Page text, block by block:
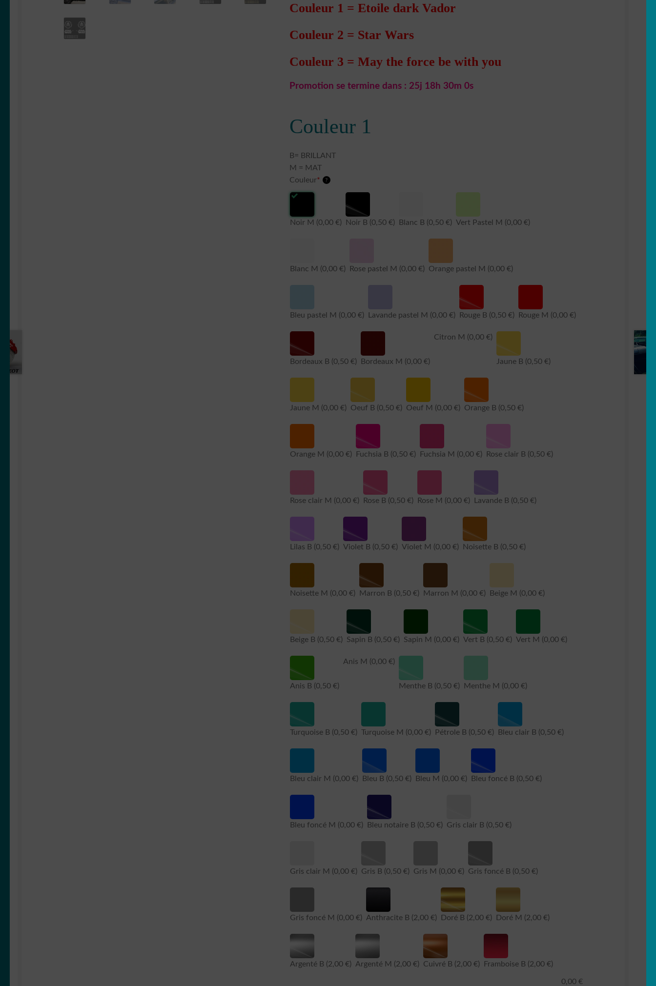
Couleur 1 = Etoile dark Vador
Couleur 2 = Star Wars
Couleur 3 = May the force be with you
Promotion se termine dans : 25j 18h 29m 59s
Couleur 1
B= BRILLANT
M = MAT
Couleur* ?
Noir M (0,00 €) Noir B (0,50 €) Blanc B (0,50 €) Vert Pastel M (0,00 €)
Blanc M (0,00 €) Rose pastel M (0,00 €) Orange pastel M (0,00 €)
Bleu pastel M (0,00 €) Lavande pastel M (0,00 €) Rouge B (0,50 €) Rouge M (0,00 €)
Bordeaux B (0,50 €) Bordeaux M (0,00 €)
Citron M (0,00 €)
Jaune B (0,50 €)
Jaune M (0,00 €) Oeuf B (0,50 €) Oeuf M (0,00 €) Orange B (0,50 €)
Orange M (0,00 €) Fuchsia B (0,50 €) Fuchsia M (0,00 €) Rose clair B (0,50 €)
Rose clair M (0,00 €) Rose B (0,50 €) Rose M (0,00 €) Lavande B (0,50 €)
Lilas B (0,50 €) Violet B (0,50 €) Violet M (0,00 €) Noisette B (0,50 €)
Noisette M (0,00 €) Marron B (0,50 €) Marron M (0,00 €) Beige M (0,00 €)
Beige B (0,50 €) Sapin B (0,50 €) Sapin M (0,00 €) Vert B (0,50 €) Vert M (0,00 €)
Anis B (0,50 €)
Anis M (0,00 €)
Menthe B (0,50 €) Menthe M (0,00 €)
Turquoise B (0,50 €) Turquoise M (0,00 €) Pétrole B (0,50 €) Bleu clair B (0,50 €)
Bleu clair M (0,00 €) Bleu B (0,50 €) Bleu M (0,00 €) Bleu foncé B (0,50 €)
Bleu foncé M (0,00 €) Bleu notaire B (0,50 €) Gris clair B (0,50 €)
Gris clair M (0,00 €) Gris B (0,50 €) Gris M (0,00 €) Gris foncé B (0,50 €)
Gris foncé M (0,00 €) Anthracite B (2,00 €) Doré B (2,00 €) Doré M (2,00 €)
Argenté B (2,00 €) Argenté M (2,00 €) Cuivré B (2,00 €) Framboise B (2,00 €)
0,00 €